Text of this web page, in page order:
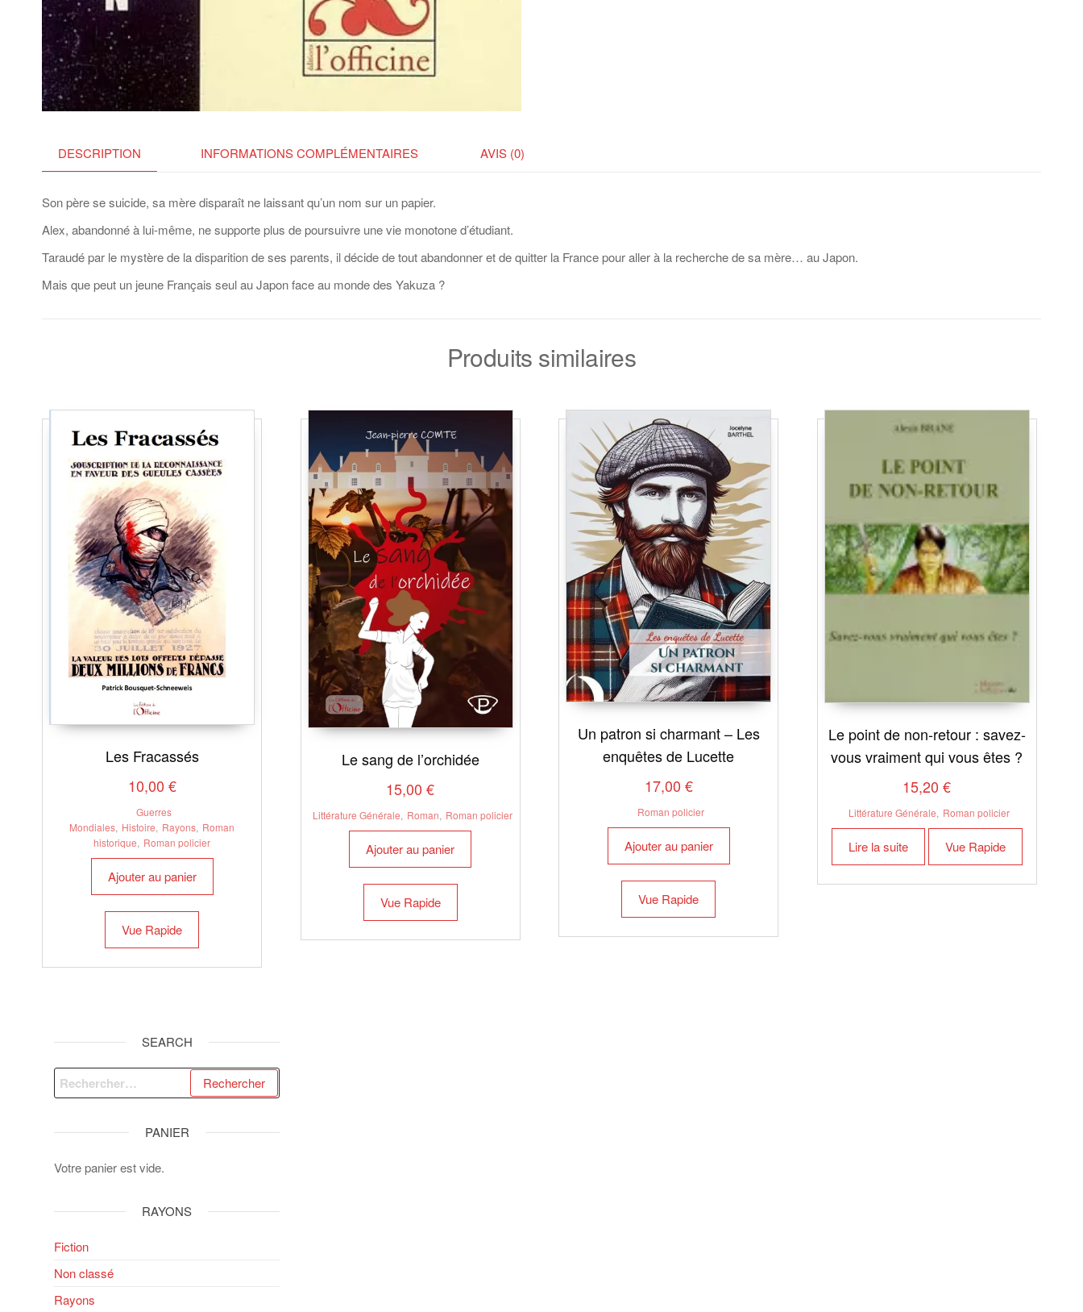
DESCRIPTION INFORMATIONS COMPLÉMENTAIRES AVIS (0)
Son père se suicide, sa mère disparaît ne laissant qu’un nom sur un papier.
Alex, abandonné à lui-même, ne supporte plus de poursuivre une vie monotone d’étudiant.
Taraudé par le mystère de la disparition de ses parents, il décide de tout abandonner et de quitter la France pour aller à la recherche de sa mère… au Japon.
Mais que peut un jeune Français seul au Japon face au monde des Yakuza ?
Produits similaires
Les Fracassés
10,00 €
Guerres
Mondiales, Histoire, Rayons, Roman
historique, Roman policier
Ajouter au panier
Vue Rapide
Le sang de l’orchidée
15,00€
Littérature Générale, Roman, Roman policier
Ajouter au panier
Vue Rapide
Un patron si charmant – Les
enquêtes de Lucette
17,00 €
Roman policier
Ajouter au panier
Vue Rapide
Le point de non-retour : savez-
vous vraiment qui vous êtes ?
15,20€
Littérature Générale, Roman policier
Lire la suite Vue Rapide
SEARCH
Rechercher :
PANIER
Votre panier est vide.
RAYONS
Fiction
Non classé
Rayons